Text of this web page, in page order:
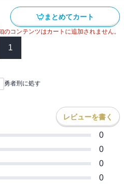
まとめてカート
コンテンツはカートに追加されません。
1
勇者刑に処す
レビューを書く
0
0
0
0